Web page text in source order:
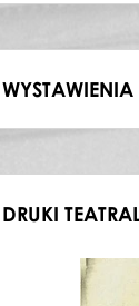
27.05.2001,
01.06.2001,
03.06.2001,
DRUKI